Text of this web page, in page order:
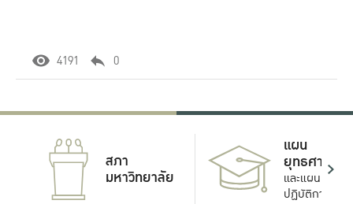
4191 0
สภา
มหาวิทยาลัย
แผน
ยุทธศาสตร์
และแผน
ปฏิบัติการ